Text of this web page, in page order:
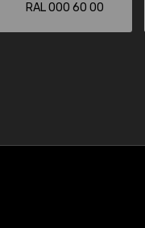
RAL 000 60 00